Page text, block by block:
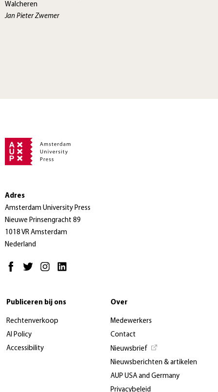
Walcheren
Jan Pieter Zwemer
Adres
Amsterdam University Press
Nieuwe Prinsengracht 89
1018 VR Amsterdam
Nederland
Publiceren bij ons
Rechtenverkoop
AI Policy
Accessibility
Over
Medewerkers
Contact
Nieuwsbrief
Nieuwsberichten & artikelen
AUP USA and Germany
Privacybeleid